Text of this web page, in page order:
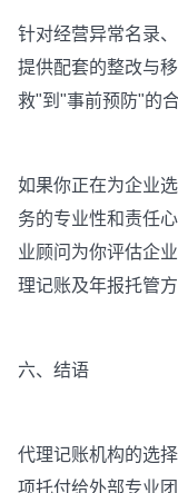
针对经营异常名录
提供配套的整改与
救"到"事前预防"的合
如果你正在为企业
务的专业性和责任
业顾问为你评估企
理记账及年报托管方
六、结语
代理记账机构的选
项托付给外部专业